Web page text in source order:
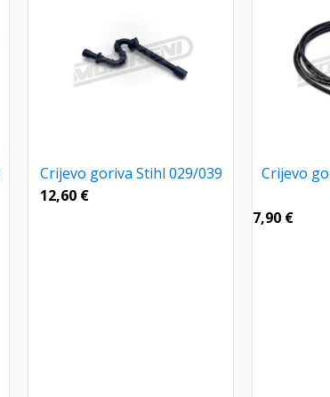
Crijevo goriva Stihl 029/039
12,60 €
Crijevo
7,90 €